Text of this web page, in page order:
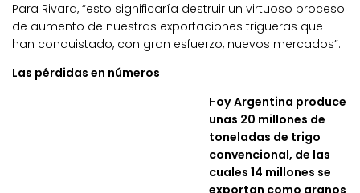
Para Rivara, “esto significaría destruir un virtuoso proceso
de aumento de nuestras exportaciones trigueras que
han conquistado, con gran esfuerzo, nuevos mercados”.
Las pérdidas en números
Hoy Argentina produce
unas 20 millones de
toneladas de trigo
convencional, de las
cuales 14 millones se